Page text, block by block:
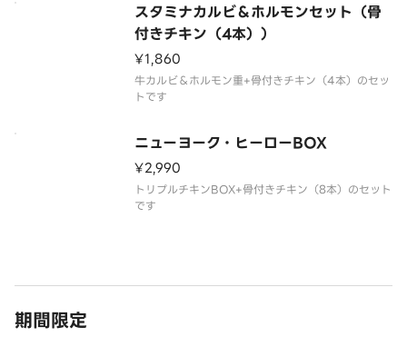
スタミナカルビ＆ホルモンセット（骨
付きチキン（4本））
¥1,860
牛カルビ＆ホルモン重+骨付きチキン（4本）のセッ
トです
ニューヨーク・ヒーローBOX
¥2,990
トリプルチキンBOX+骨付きチキン（8本）のセット
です
期間限定